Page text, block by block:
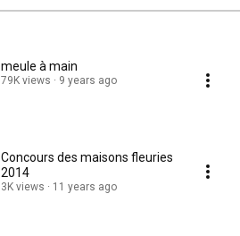
meule à main
79K views 9 years ago
Concours des maisons fleuries
2014
3K views 11 years ago